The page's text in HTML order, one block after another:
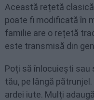
Această rețetă
poate fi modificată în
familie are o rețetă
este transmisă din
Poți să înlocuiești sau
tău, pe lângă
ardei iute. Mulți